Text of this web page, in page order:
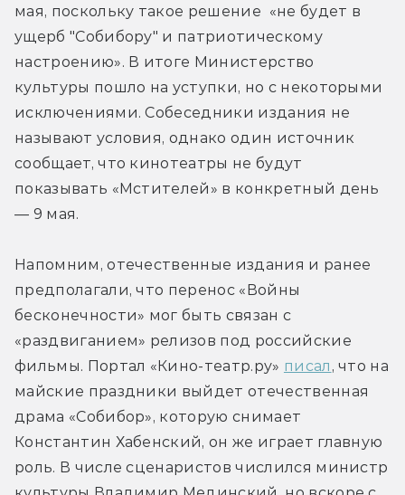
мая, поскольку такое решение  «не будет в
ущерб "Собибору" и патриотическому
настроению». В итоге Министерство
культуры пошло на уступки, но с некоторыми
исключениями. Собеседники издания не
называют условия, однако один источник
сообщает, что кинотеатры не будут
показывать «Мстителей» в конкретный день
— 9 мая.
Напомним, отечественные издания и ранее
предполагали, что перенос «Войны
бесконечности» мог быть связан с
«раздвиганием» релизов под российские
фильмы. Портал «Кино-театр.ру» писал , что на
майские праздники выйдет отечественная
драма «Собибор», которую снимает
Константин Хабенский, он же играет главную
роль. В числе сценаристов числился министр